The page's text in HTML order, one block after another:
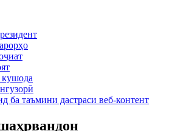
ба таъмини дастраси веб-контент